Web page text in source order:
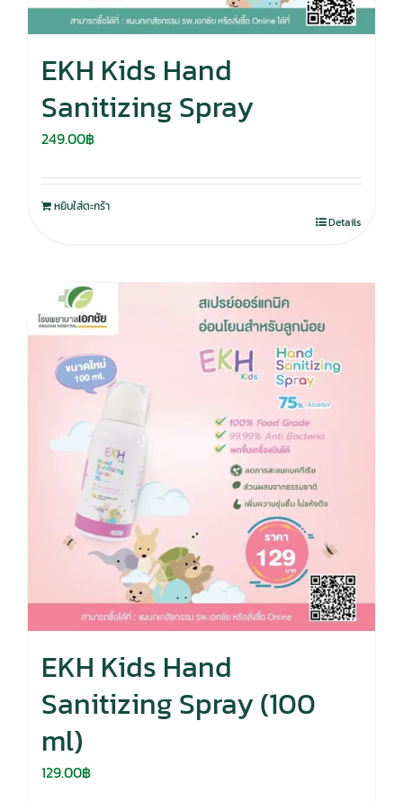
EKH Kids Hand
Sanitizing Spray
249.00฿
หยิบใส่ตะกร้า
Details
EKH Kids Hand
Sanitizing Spray (100
ml)
129.00฿